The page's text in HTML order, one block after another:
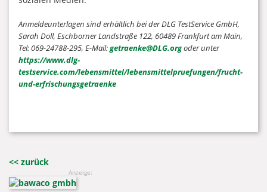
Anmeldeunterlagen sind erhältlich bei der DLG TestService GmbH,
Sarah Doll, Eschborner Landstraße 122, 60489 Frankfurt am Main,
Tel: 069-24788-295, E-Mail:getraenke@DLG.orgoder unter
https://www.dlg-
testservice.com/lebensmittel/lebensmittelpruefungen/frucht-
und-erfrischungsgetraenke
<< zurück
Anzeige: